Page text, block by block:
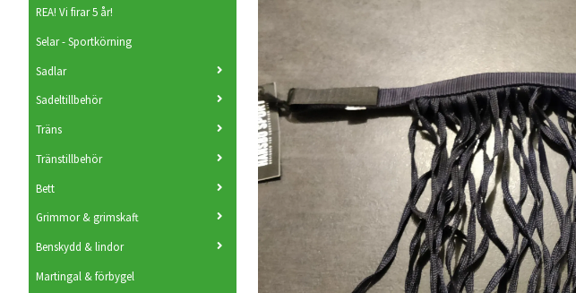
REA! Vi firar 5 år!
Selar - Sportkörning
Sadlar
Sadeltillbehör
Träns
Tränstillbehör
Bett
Grimmor & grimskaft
Benskydd & lindor
Martingal & förbygel